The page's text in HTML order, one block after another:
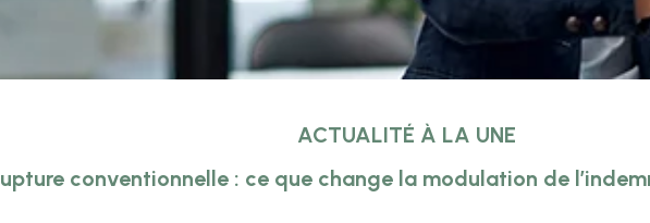
ACTUALITÉ À LA UNE
conventionnelle : ce que change la modulation de